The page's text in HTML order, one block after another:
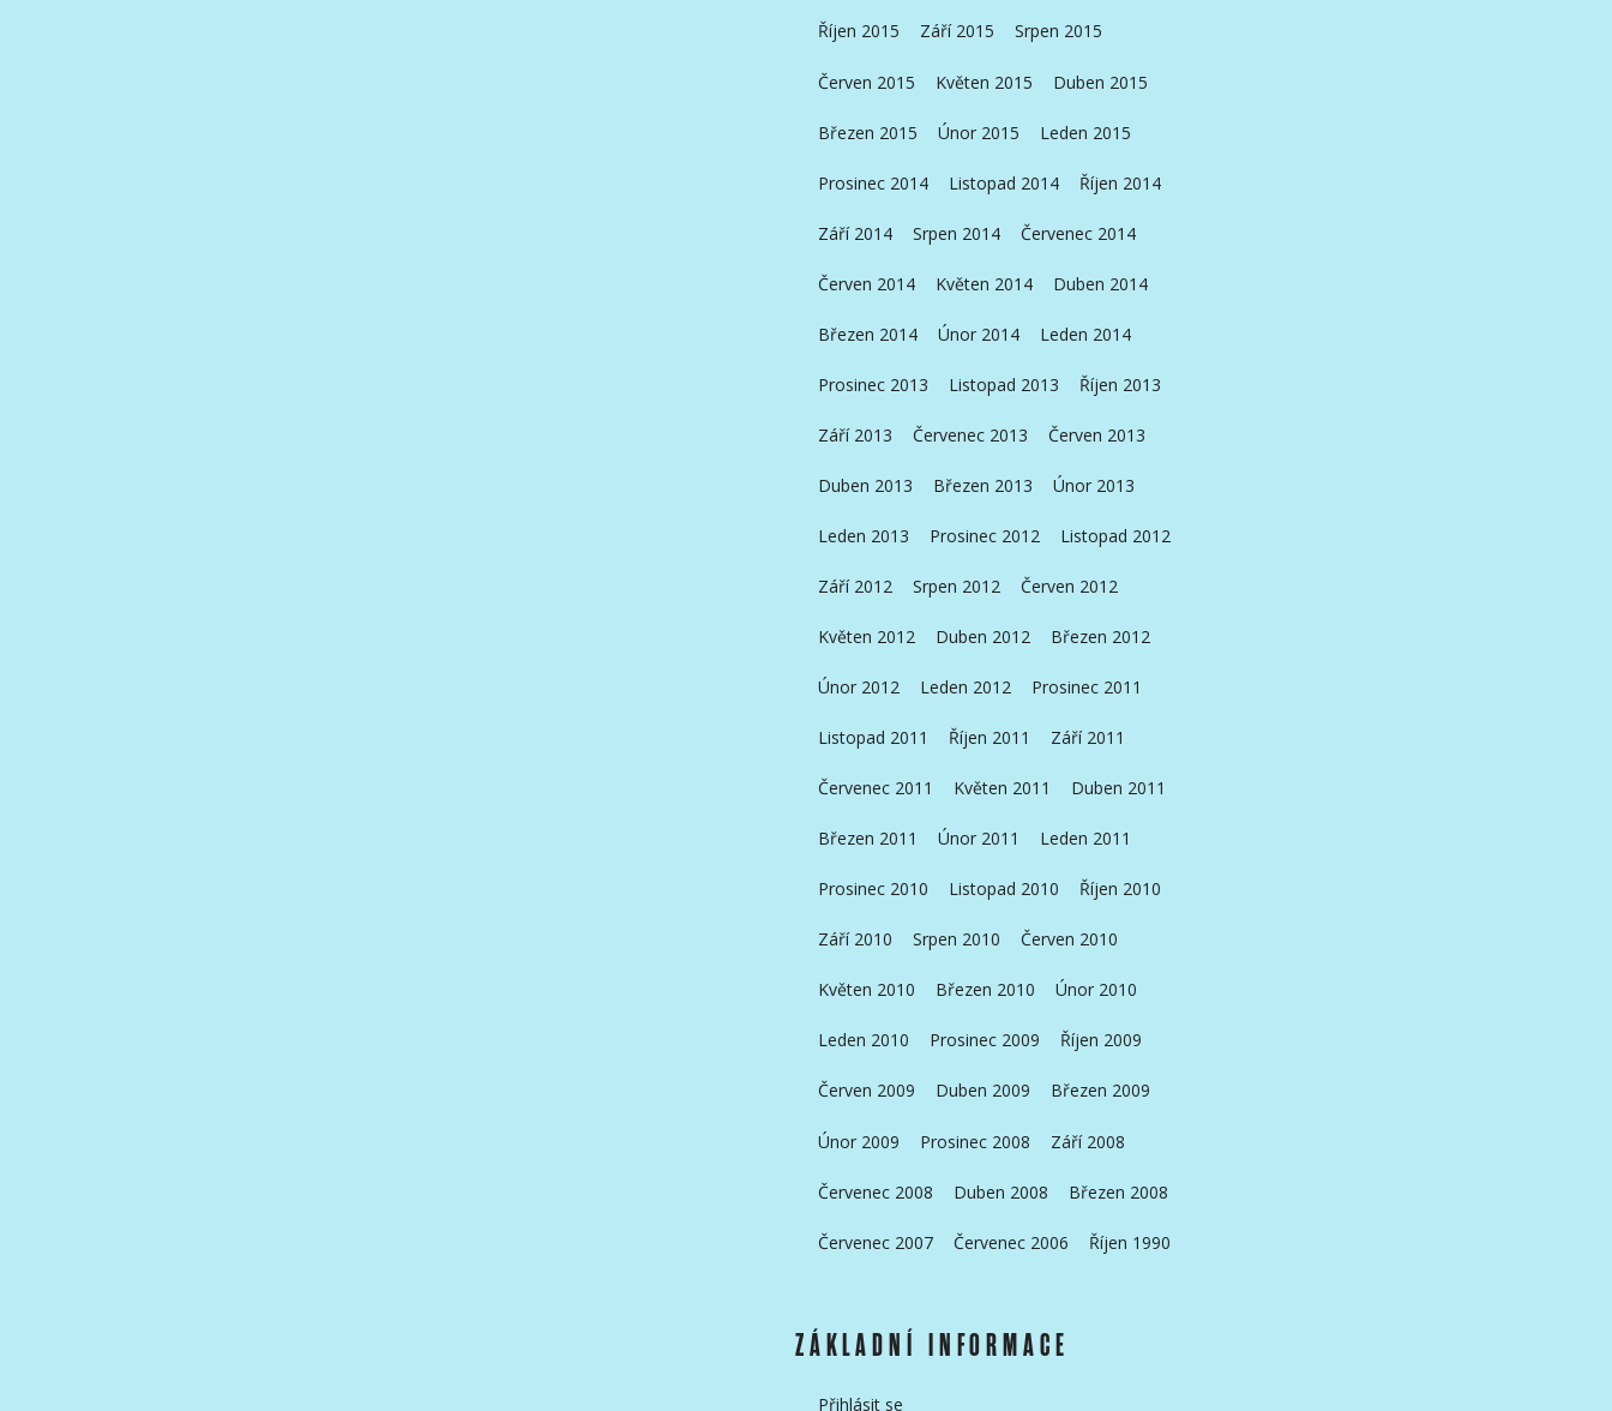
Říjen 2015 Září 2015 Srpen 2015
Červen 2015 Květen 2015 Duben 2015
Březen 2015 Únor 2015 Leden 2015
Prosinec 2014 Listopad 2014 Říjen 2014
Září 2014 Srpen 2014 Červenec 2014
Červen 2014 Květen 2014 Duben 2014
Březen 2014 Únor 2014 Leden 2014
Prosinec 2013 Listopad 2013 Říjen 2013
Září 2013 Červenec 2013 Červen 2013
Duben 2013 Březen 2013 Únor 2013
Leden 2013 Prosinec 2012 Listopad 2012
Září 2012 Srpen 2012 Červen 2012
Květen 2012 Duben 2012 Březen 2012
Únor 2012 Leden 2012 Prosinec 2011
Listopad 2011 Říjen 2011 Září 2011
Červenec 2011 Květen 2011 Duben 2011
Březen 2011 Únor 2011 Leden 2011
Prosinec 2010 Listopad 2010 Říjen 2010
Září 2010 Srpen 2010 Červen 2010
Květen 2010 Březen 2010 Únor 2010
Leden 2010 Prosinec 2009 Říjen 2009
Červen 2009 Duben 2009 Březen 2009
Únor 2009 Prosinec 2008 Září 2008
Červenec 2008 Duben 2008 Březen 2008
Červenec 2007 Červenec 2006 Říjen 1990
ZÁKLADNÍ INFORMACE
Přihlásit se